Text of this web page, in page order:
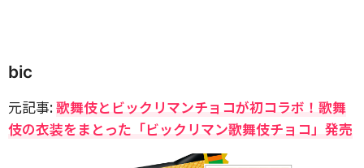
bic
元記事:歌舞伎とビックリマンチョコが初コラボ！歌舞
伎の衣装をまとった「ビックリマン歌舞伎チョコ」発売